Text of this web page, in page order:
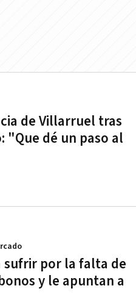
de Villarruel tras
"Que dé un paso al
sufrir por la falta de
y le apuntan a